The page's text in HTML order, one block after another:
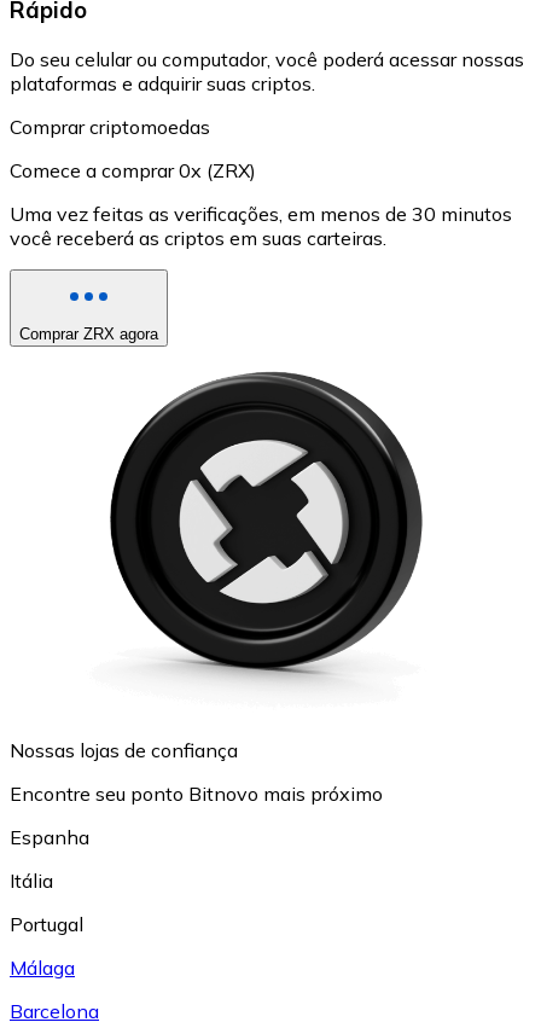
Rápido
Do seu celular ou computador, você poderá acessar nossas
plataformas e adquirir suas criptos.
Comprar criptomoedas
Comece a comprar 0x (ZRX)
Uma vez feitas as verificações, em menos de 30 minutos
você receberá as criptos em suas carteiras.
Comprar ZRX agora
Nossas lojas de confiança
Encontre seu ponto Bitnovo mais próximo
Espanha
Itália
Portugal
Málaga
Barcelona